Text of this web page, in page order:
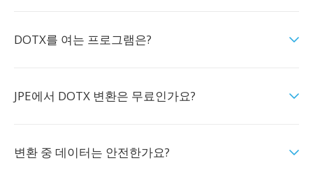
DOTX를 여는 프로그램은?
JPE에서 DOTX 변환은 무료인가요?
변환 중 데이터는 안전한가요?